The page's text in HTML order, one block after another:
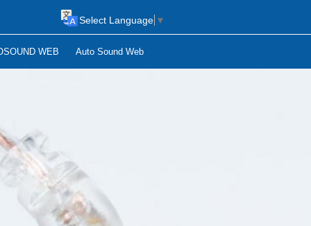
WEB Auto Sound Web
Select Language ▼